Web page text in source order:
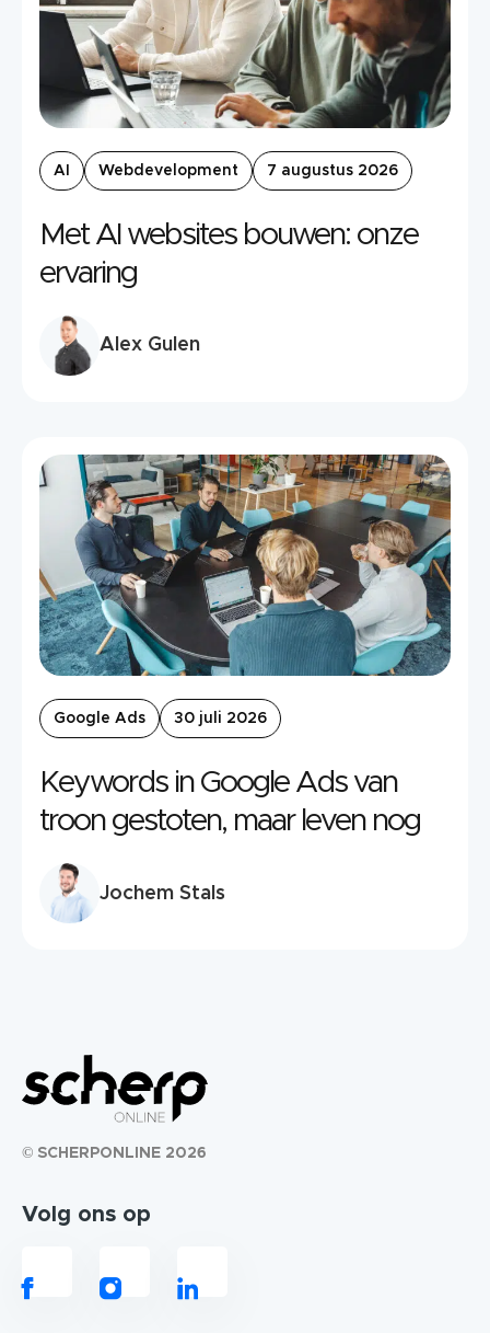
AI Webdevelopment 7 augustus 2026
Met AI websites bouwen: onze
ervaring
Alex Gulen
Google Ads 30 juli 2026
Keywords in Google Ads van
troon gestoten, maar leven nog
Jochem Stals
© SCHERPONLINE 2026
Volg ons op